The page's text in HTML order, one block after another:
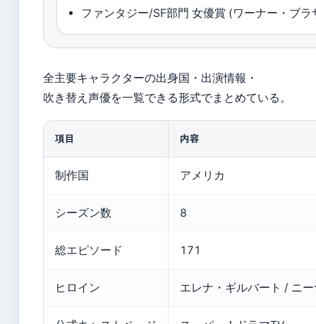
ファンタジー/SF部門 女優賞 (ワーナー・ブ
全主要キャラクターの出身国・出演情報・
吹き替え声優を一覧できる形式でまとめている。
項目 内容
制作国 アメリカ
シーズン数 8
総エピソード 171
ヒロイン エレナ・ギルバート / ニ